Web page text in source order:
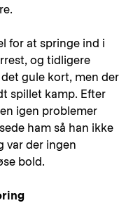
for at springe ind i
og tidligere
gule kort, men der
spillet kamp. Efter
igen problemer
ham så han ikke
var der ingen
bold.